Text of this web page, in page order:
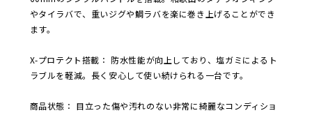
やタイラバで、重いジグや鯛ラバを楽に巻き上げることができ
ます。
X-プロテクト搭載： 防水性能が向上しており、塩ガミによるト
ラブルを軽減。長く安心して使い続けられる一台です。
商品状態： 目立った傷や汚れのない非常に綺麗なコンディショ